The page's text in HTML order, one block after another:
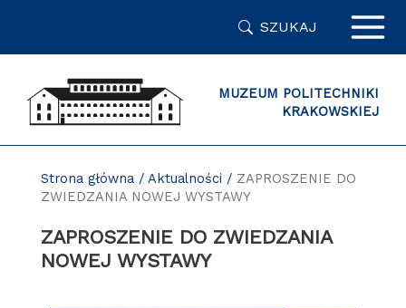
SZUKAJ
MUZEUM POLITECHNIKI
KRAKOWSKIEJ
Strona główna/ Aktualności / ZAPROSZENIE DO
ZWIEDZANIA NOWEJ WYSTAWY
ZAPROSZENIE DO ZWIEDZANIA
NOWEJ WYSTAWY